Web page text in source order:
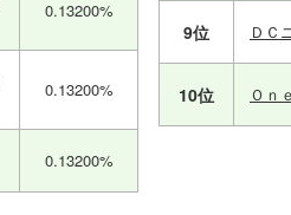
0.13200%
0.13200%
0.13200%
9位 ＤＣ
10位 Ｏｎ